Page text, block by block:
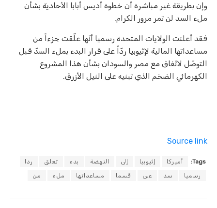
وإن بطريقة غير مباشرة أن خطوة أديس أبابا الأحادية بشأن
ملء السد لن تمر مرور الكرام.
فقد أعلنت الولايات المتحدة رسميا أنّها علّقت جزءاً من
مساعداتها المالية لإثيوبيا ردّاً على قرار البدء بملء السدّ قبل
التوصّل لاتّفاق مع مصر والسودان بشأن هذا المشروع
الكهرمائي الضخم الذي تبنيه على النيل الأزرق.
Source link
Tags: أميركا إثيوبيا إلى النهضة بدء تعلق ردا
رسميا سد على قسما مساعداتها ملء من